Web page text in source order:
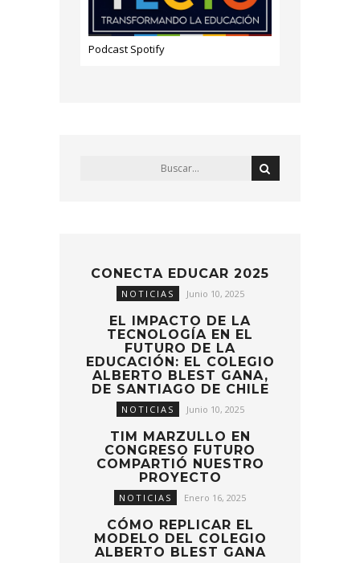
Podcast Spotify
CONECTA EDUCAR 2025
NOTICIAS Junio 10, 2025
EL IMPACTO DE LA
TECNOLOGÍA EN EL
FUTURO DE LA
EDUCACIÓN: EL COLEGIO
ALBERTO BLEST GANA,
DE SANTIAGO DE CHILE
NOTICIAS Junio 10, 2025
TIM MARZULLO EN
CONGRESO FUTURO
COMPARTIÓ NUESTRO
PROYECTO
NOTICIAS Enero 16, 2025
CÓMO REPLICAR EL
MODELO DEL COLEGIO
ALBERTO BLEST GANA